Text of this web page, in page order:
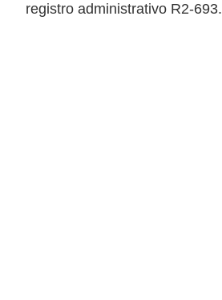
registro administrativo R2-693.